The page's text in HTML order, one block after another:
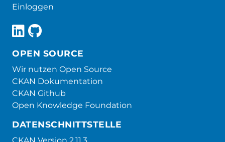
Einloggen
OPEN SOURCE
Wir nutzen Open Source
CKAN Dokumentation
CKAN Github
Open Knowledge Foundation
DATENSCHNITTSTELLE